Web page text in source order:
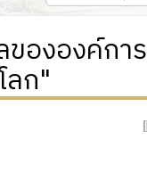
ององค์การ
ลก"